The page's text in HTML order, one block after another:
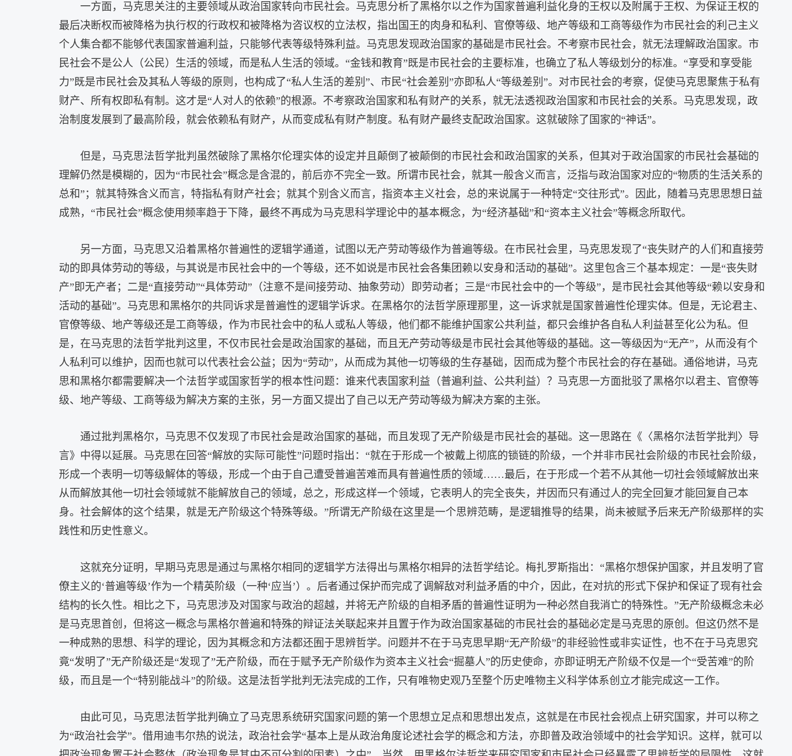
一方面，马克思关注的主要领域从政治国家转向市民社会。马克思分析了黑格尔以之作为国家普遍利益化身的王权以及附属于王权、为保证王权的
最后决断权而被降格为执行权的行政权和被降格为咨议权的立法权，指出国王的肉身和私利、官僚等级、地产等级和工商等级作为市民社会的利己主义
个人集合都不能够代表国家普遍利益，只能够代表等级特殊利益。马克思发现政治国家的基础是市民社会。不考察市民社会，就无法理解政治国家。市
民社会不是公人（公民）生活的领域，而是私人生活的领域。“金钱和教育”既是市民社会的主要标准，也确立了私人等级划分的标准。“享受和享受能
力”既是市民社会及其私人等级的原则，也构成了“私人生活的差别”、市民“社会差别”亦即私人“等级差别”。对市民社会的考察，促使马克思聚焦于私有
财产、所有权即私有制。这才是“人对人的依赖”的根源。不考察政治国家和私有财产的关系，就无法透视政治国家和市民社会的关系。马克思发现，政
治制度发展到了最高阶段，就会依赖私有财产，从而变成私有财产制度。私有财产最终支配政治国家。这就破除了国家的“神话”。
但是，马克思法哲学批判虽然破除了黑格尔伦理实体的设定并且颠倒了被颠倒的市民社会和政治国家的关系，但其对于政治国家的市民社会基础的
理解仍然是模糊的，因为“市民社会”概念是含混的，前后亦不完全一致。所谓市民社会，就其一般含义而言，泛指与政治国家对应的“物质的生活关系的
总和”；就其特殊含义而言，特指私有财产社会；就其个别含义而言，指资本主义社会，总的来说属于一种特定“交往形式”。因此，随着马克思思想日益
成熟，“市民社会”概念使用频率趋于下降，最终不再成为马克思科学理论中的基本概念，为“经济基础”和“资本主义社会”等概念所取代。
另一方面，马克思又沿着黑格尔普遍性的逻辑学通道，试图以无产劳动等级作为普遍等级。在市民社会里，马克思发现了“丧失财产的人们和直接劳
动的即具体劳动的等级，与其说是市民社会中的一个等级，还不如说是市民社会各集团赖以安身和活动的基础”。这里包含三个基本规定：一是“丧失财
产”即无产者；二是“直接劳动”“具体劳动”（注意不是间接劳动、抽象劳动）即劳动者；三是“市民社会中的一个等级”，是市民社会其他等级“赖以安身和
活动的基础”。马克思和黑格尔的共同诉求是普遍性的逻辑学诉求。在黑格尔的法哲学原理那里，这一诉求就是国家普遍性伦理实体。但是，无论君主、
官僚等级、地产等级还是工商等级，作为市民社会中的私人或私人等级，他们都不能维护国家公共利益，都只会维护各自私人利益甚至化公为私。但
是，在马克思的法哲学批判这里，不仅市民社会是政治国家的基础，而且无产劳动等级是市民社会其他等级的基础。这一等级因为“无产”，从而没有个
人私利可以维护，因而也就可以代表社会公益；因为“劳动”，从而成为其他一切等级的生存基础，因而成为整个市民社会的存在基础。通俗地讲，马克
思和黑格尔都需要解决一个法哲学或国家哲学的根本性问题：谁来代表国家利益（普遍利益、公共利益）？马克思一方面批驳了黑格尔以君主、官僚等
级、地产等级、工商等级为解决方案的主张，另一方面又提出了自己以无产劳动等级为解决方案的主张。
通过批判黑格尔，马克思不仅发现了市民社会是政治国家的基础，而且发现了无产阶级是市民社会的基础。这一思路在《〈黑格尔法哲学批判〉导
言》中得以延展。马克思在回答“解放的实际可能性”问题时指出：“就在于形成一个被戴上彻底的锁链的阶级，一个并非市民社会阶级的市民社会阶级，
形成一个表明一切等级解体的等级，形成一个由于自己遭受普遍苦难而具有普遍性质的领域……最后，在于形成一个若不从其他一切社会领域解放出来
从而解放其他一切社会领域就不能解放自己的领域，总之，形成这样一个领域，它表明人的完全丧失，并因而只有通过人的完全回复才能回复自己本
身。社会解体的这个结果，就是无产阶级这个特殊等级。”所谓无产阶级在这里是一个思辨范畴，是逻辑推导的结果，尚未被赋予后来无产阶级那样的实
践性和历史性意义。
这就充分证明，早期马克思是通过与黑格尔相同的逻辑学方法得出与黑格尔相异的法哲学结论。梅扎罗斯指出：“黑格尔想保护国家，并且发明了官
僚主义的‘普遍等级’作为一个精英阶级（一种‘应当’）。后者通过保护而完成了调解敌对利益矛盾的中介，因此，在对抗的形式下保护和保证了现有社会
结构的长久性。相比之下，马克思涉及对国家与政治的超越，并将无产阶级的自相矛盾的普遍性证明为一种必然自我消亡的特殊性。”无产阶级概念未必
是马克思首创，但将这一概念与黑格尔普遍和特殊的辩证法关联起来并且置于作为政治国家基础的市民社会的基础必定是马克思的原创。但这仍然不是
一种成熟的思想、科学的理论，因为其概念和方法都还囿于思辨哲学。问题并不在于马克思早期“无产阶级”的非经验性或非实证性，也不在于马克思究
竟“发明了”无产阶级还是“发现了”无产阶级，而在于赋予无产阶级作为资本主义社会“掘墓人”的历史使命，亦即证明无产阶级不仅是一个“受苦难”的阶
级，而且是一个“特别能战斗”的阶级。这是法哲学批判无法完成的工作，只有唯物史观乃至整个历史唯物主义科学体系创立才能完成这一工作。
由此可见，马克思法哲学批判确立了马克思系统研究国家问题的第一个思想立足点和思想出发点，这就是在市民社会视点上研究国家，并可以称之
为“政治社会学”。借用迪韦尔热的说法，政治社会学“基本上是从政治角度论述社会学的概念和方法，亦即普及政治领域中的社会学知识。这样，就可以